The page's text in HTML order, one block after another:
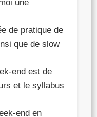
une
de pratique de
que de slow
end est de
et le syllabus
end en